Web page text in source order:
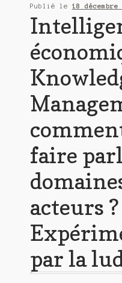
Publié le 18 décembre
faire
acteurs ?
par la